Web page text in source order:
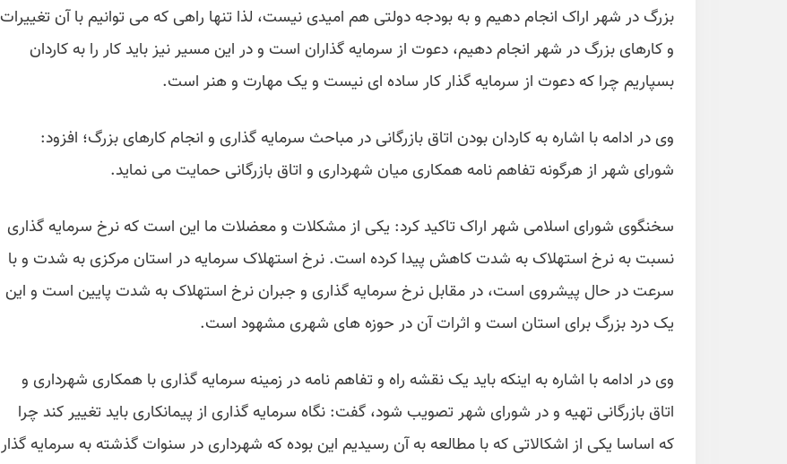
بزرگ در شهر اراک انجام دهیم و به بودجه دولتی هم امیدی نیست، لذا تنها راهی که می توانیم با آن تغییرات
و کارهای بزرگ در شهر انجام دهیم، دعوت از سرمایه گذاران است و در این مسیر نیز باید کار را به کاردان
بسپاریم چرا که دعوت از سرمایه گذار کار ساده ای نیست و یک مهارت و هنر است.
وی در ادامه با اشاره به کاردان بودن اتاق بازرگانی در مباحث سرمایه گذاری و انجام کارهای بزرگ؛ افزود:
شورای شهر از هرگونه تفاهم نامه همکاری میان شهرداری و اتاق بازرگانی حمایت می نماید.
سخنگوی شورای اسلامی شهر اراک تاکید کرد: یکی از مشکلات و معضلات ما این است که نرخ سرمایه گذاری
نسبت به نرخ استهلاک به شدت کاهش پیدا کرده است. نرخ استهلاک سرمایه در استان مرکزی به شدت و با
سرعت در حال پیشروی است، در مقابل نرخ سرمایه گذاری و جبران نرخ استهلاک به شدت پایین است و این
یک درد بزرگ برای استان است و اثرات آن در حوزه های شهری مشهود است.
وی در ادامه با اشاره به اینکه باید یک نقشه راه و تفاهم نامه در زمینه سرمایه گذاری با همکاری شهرداری و
اتاق بازرگانی تهیه و در شورای شهر تصویب شود، گفت: نگاه سرمایه گذاری از پیمانکاری باید تغییر کند چرا
که اساسا یکی از اشکالاتی که با مطالعه به آن رسیدیم این بوده که شهرداری در سنوات گذشته به سرمایه گذار